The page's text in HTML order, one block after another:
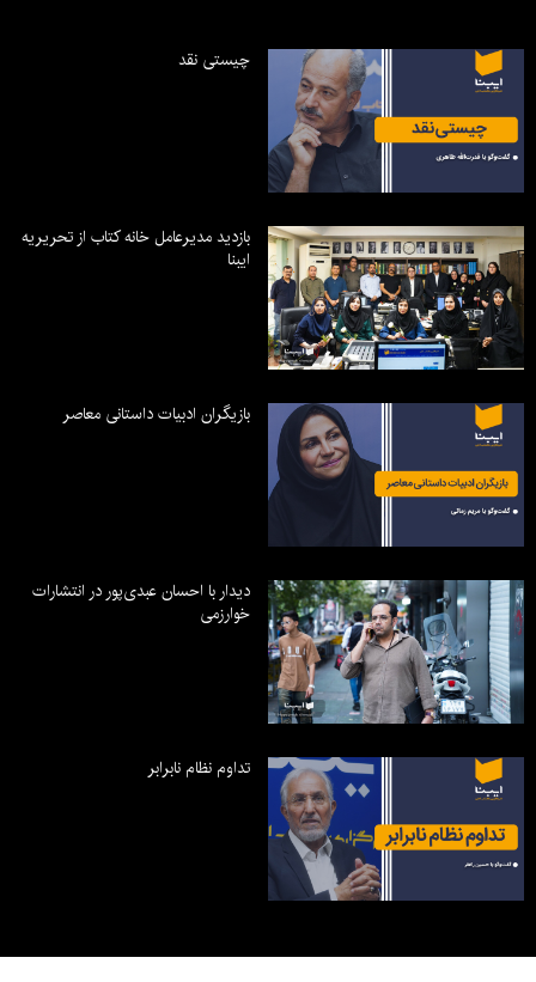
چیستی نقد
بازدید مدیرعامل خانه کتاب از تحریریه
ایبنا
بازیگران ادبیات داستانی معاصر
دیدار با احسان عبدی‌پور در انتشارات
خوارزمی
تداوم نظام نابرابر